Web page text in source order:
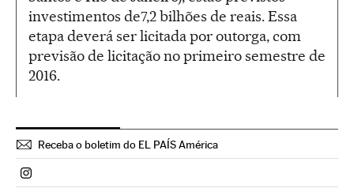
investimentos de7,2 bilhões de reais. Essa
etapa deverá ser licitada por outorga, com
previsão de licitação no primeiro semestre de
2016.
Receba o boletim do EL PAÍS América
Politica El País Brasil en Instagram